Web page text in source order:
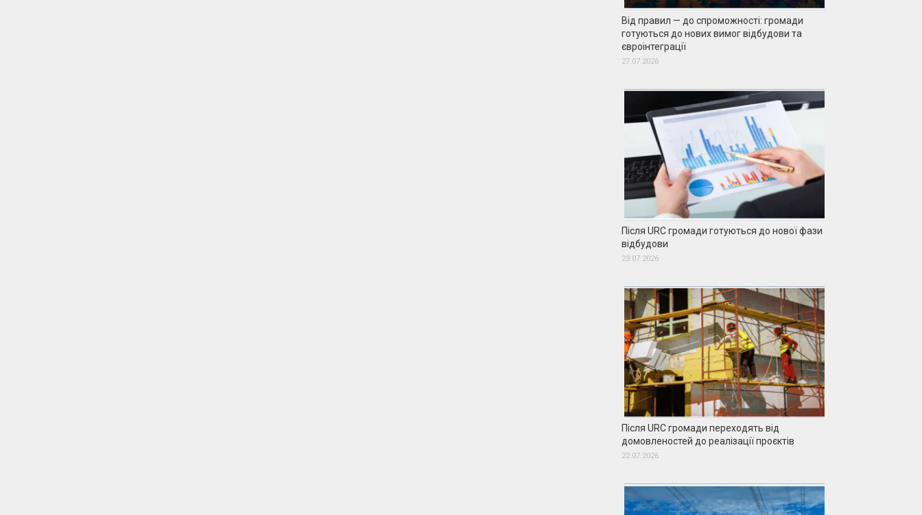
Від правил — до спроможності: громади
готуються до нових вимог відбудови та
євроінтеграції
27.07.2026
Після URC громади готуються до нової фази
відбудови
23.07.2026
Після URC громади переходять від
домовленостей до реалізації проєктів
22.07.2026